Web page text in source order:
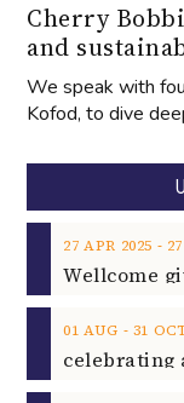
Cherry
and
We speak with
Kofod, to dive
27 APR 2025 ‐ 27
01 AUG ‐ 31
celebrating